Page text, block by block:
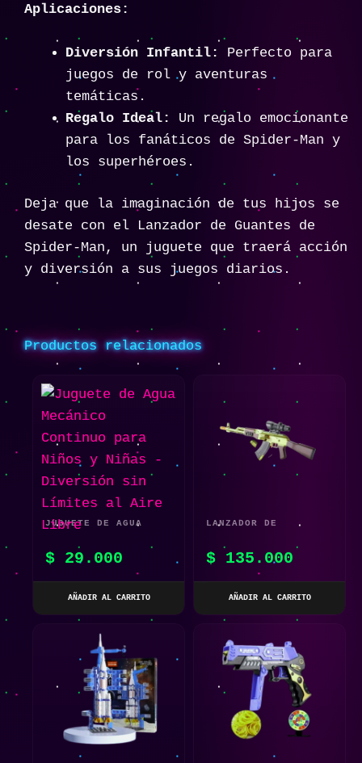
Aplicaciones:
Diversión Infantil:
Perfecto para
juegos de rol y aventuras
temáticas.
Regalo Ideal:
Un regalo emocionante
para los fanáticos de Spider-Man y
los superhéroes.
Deja que la imaginación de tus hijos se
desate con el Lanzador de Guantes de
Spider-Man, un juguete que traerá acción
y diversión a sus juegos diarios.
Productos relacionados
JUGUETE DE AGUA
MECÁNICO CONTINUO
PARA NIÑOS Y NIÑAS
$ 29.000
AÑADIR AL CARRITO
LANZADOR DE
PROYECTILES DE
ESPUMA MODELO M416
$ 135.000
AÑADIR AL CARRITO